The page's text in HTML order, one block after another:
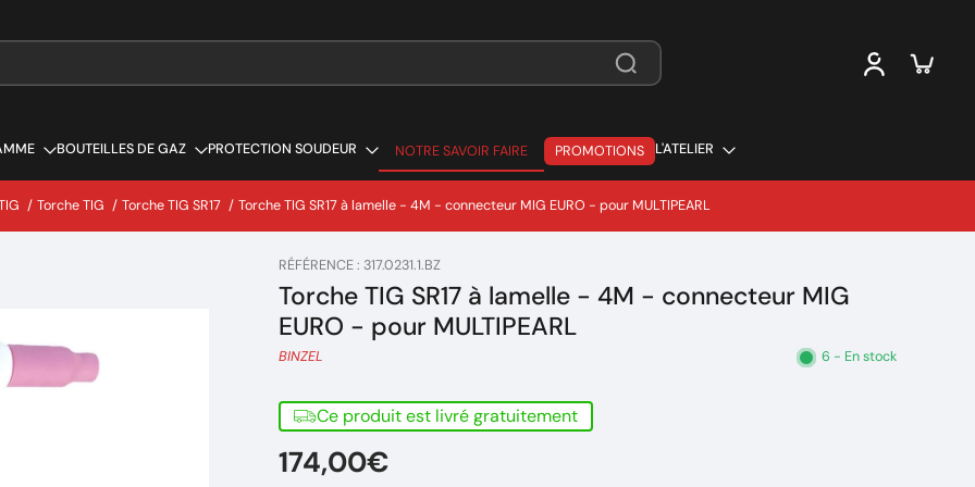
BOUTEILLES DE GAZ PROTECTION SOUDEUR
NOTRE SAVOIR FAIRE
NOTRE SAVOIR FAIRE
PROMOTIONS L'ATELIER
/ Torche TIG / Torche TIG SR17 / Torche TIG SR17 à lamelle - 4M - connecteur MIG EURO - pour MULTIPEARL
RÉFÉRENCE : 317.0231.1.BZ
Torche TIG SR17 à lamelle - 4M - connecteur MIG
EURO - pour MULTIPEARL
BINZEL 6 - En stock
Ce produit est livré gratuitement
174,00€